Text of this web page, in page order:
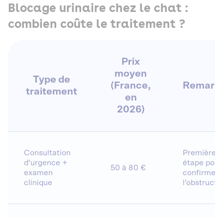
Blocage urinaire chez le chat :
combien coûte le traitement ?
Type de
traitement
Prix
moyen
(France,
en
2026)
Consultation
d’urgence +
examen
clinique
50 à 80 €
Première
étape pour
confirmer